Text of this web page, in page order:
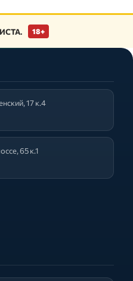
18+
17 к.4
65 к.1